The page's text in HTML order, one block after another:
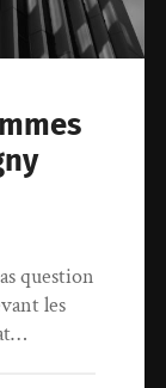
question
les